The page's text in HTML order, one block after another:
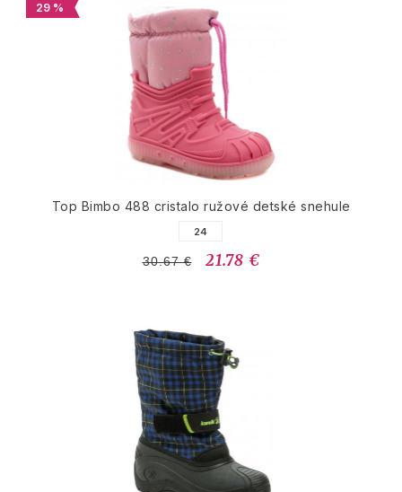
29 %
Top Bimbo 488 cristalo ružové detské snehule
24
30.67 € 21.78 €